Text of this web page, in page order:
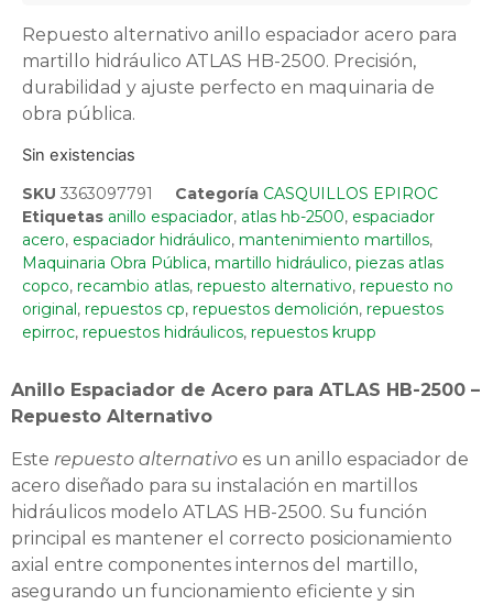
Repuesto alternativo anillo espaciador acero para
martillo hidráulico ATLAS HB-2500. Precisión,
durabilidad y ajuste perfecto en maquinaria de
obra pública.
Sin existencias
SKU 3363097791 Categoría CASQUILLOS EPIROC
Etiquetas anillo espaciador, atlas hb-2500, espaciador
acero, espaciador hidráulico, mantenimiento martillos,
Maquinaria Obra Pública, martillo hidráulico, piezas atlas
copco, recambio atlas, repuesto alternativo, repuesto no
original , repuestos cp, repuestos demolición, repuestos
epirroc, repuestos hidráulicos, repuestos krupp
Anillo Espaciador de Acero para ATLAS HB-2500 –
Repuesto Alternativo
Este repuesto alternativo es un anillo espaciador de
acero diseñado para su instalación en martillos
hidráulicos modelo ATLAS HB-2500. Su función
principal es mantener el correcto posicionamiento
axial entre componentes internos del martillo,
asegurando un funcionamiento eficiente y sin